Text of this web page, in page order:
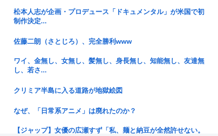
【悲報】女さん「男の一人暮らしの部屋に『ロキソニン』が置
いてあっ...
【画像】ムチムチJK「デカパイ見せつけながらピース！✌」
【画像】美人ママ、息子との入浴中の画像が流出した結
果・・・
【高知県】違法にとれたクロマグロを「配っている」と通報⋯
採捕停止...
楽しんご「ジャンポケ斉藤さんを貶めた女は気色悪いとか言っ
てる癖に...
松本人志が企画・プロデュース「ドキュメンタル」が米国で初
制作決定...
佐藤二朗（さとじろ）、完全勝利www
ワイ、金無し、女無し、髪無し、身長無し、知能無し、友達無
し、若さ...
クリミア半島に入る道路が地獄絵図
なぜ、「日常系アニメ」は廃れたのか？
【ジャップ】女優の広瀬すず「私、麺と納豆が全然許せない。